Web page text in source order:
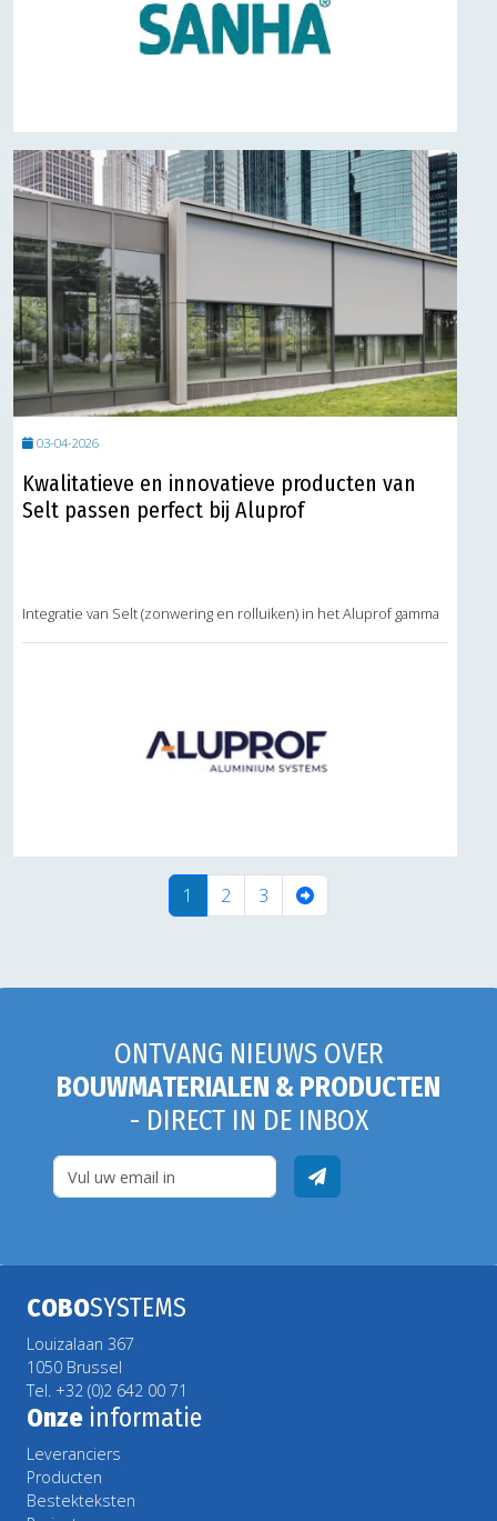
03-04-2026
Kwalitatieve en innovatieve producten van
Selt passen perfect bij Aluprof
Integratie van Selt (zonwering en rolluiken) in het Aluprof gamma
1 (current)
2 3
ONTVANG NIEUWS OVER
BOUWMATERIALEN & PRODUCTEN
- DIRECT IN DE INBOX
COBOSYSTEMS
Louizalaan 367
1050 Brussel
Tel. +32 (0)2 642 00 71
Onze informatie
Leveranciers
Producten
Bestekteksten